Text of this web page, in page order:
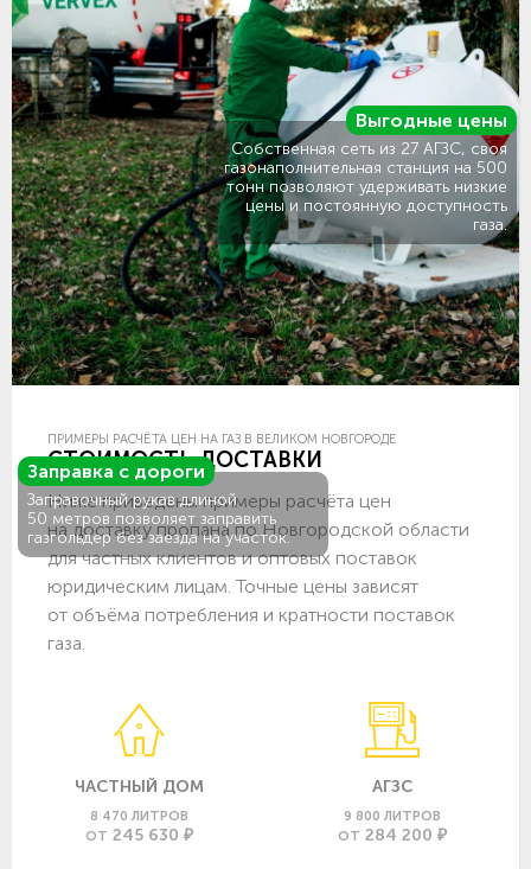
Заправка с дороги
Заправочный рукав длиной
50 метров позволяет заправить
газгольдер без заезда на участок.
Выгодные цены
Собственная сеть из 27 АГЗС, своя
газонаполнительная станция на 500
тонн позволяют удерживать низкие
цены и постоянную доступность
газа.
ПРИМЕРЫ РАСЧЁТА ЦЕН НА ГАЗ В ВЕЛИКОМ НОВГОРОДЕ
СТОИМОСТЬ ДОСТАВКИ
Ниже приведены примеры расчёта цен
на доставку пропана по Новгородской области
для частных клиентов и оптовых поставок
юридическим лицам. Точные цены зависят
от объёма потребления и кратности поставок
газа.
ЧАСТНЫЙ ДОМ
8 470 ЛИТРОВ
ОТ 245 630 ₽
АГЗС
9 800 ЛИТРОВ
ОТ 284 200 ₽